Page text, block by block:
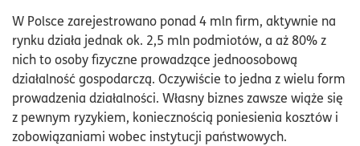
Formy działalności gospodarczej a podatki
Wybór odpowiedniej formy prawnej a ryzyko
biznesowe
Spółdzielnia, czyli dobrowolne zrzeszenie
nieograniczonej liczby osób
W Polsce zarejestrowano ponad 4 mln firm, aktywnie na
rynku działa jednak ok. 2,5 mln podmiotów, a aż 80% z
nich to osoby fizyczne prowadzące jednoosobową
działalność gospodarczą. Oczywiście to jedna z wielu form
prowadzenia działalności. Własny biznes zawsze wiąże się
z pewnym ryzykiem, koniecznością poniesienia kosztów i
zobowiązaniami wobec instytucji państwowych.